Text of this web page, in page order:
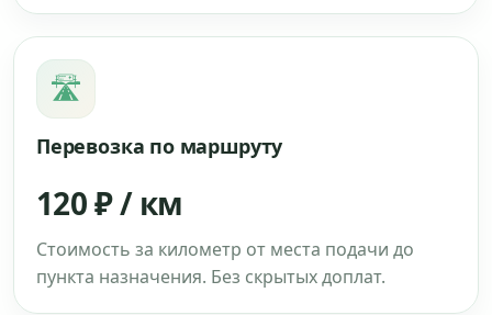
🛣
Перевозка по маршруту
120 ₽ / км
Стоимость за километр от места подачи до
пункта назначения. Без скрытых доплат.